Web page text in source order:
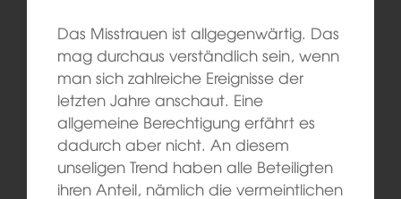
Das Misstrauen ist allgegenwärtig. Das
mag durchaus verständlich sein, wenn
man sich zahlreiche Ereignisse der
letzten Jahre anschaut. Eine
allgemeine Berechtigung erfährt es
dadurch aber nicht. An diesem
unseligen Trend haben alle Beteiligten
ihren Anteil, nämlich die vermeintlichen